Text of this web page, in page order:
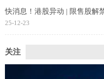
快消息！港股异动 | 限售股解
25-12-23
关注